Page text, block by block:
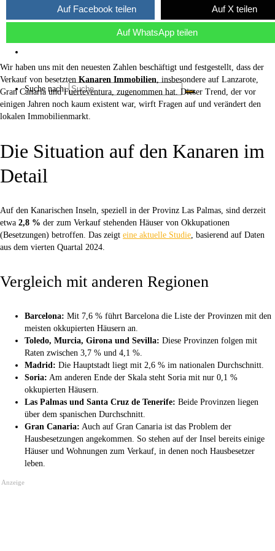
Über uns
Suche nach:
Auf Facebook teilen Auf X teilen
Auf WhatsApp teilen
Wir haben uns mit den neuesten Zahlen beschäftigt und festgestellt, dass der
Verkauf von besetzten Kanaren Immobilien , insbesondere auf Lanzarote,
Gran Canaria und Fuerteventura, zugenommen hat. Dieser Trend, der vor
einigen Jahren noch kaum existent war, wirft Fragen auf und verändert den
lokalen Immobilienmarkt.
Die Situation auf den Kanaren im
Detail
Auf den Kanarischen Inseln, speziell in der Provinz Las Palmas, sind derzeit
etwa 2,8 % der zum Verkauf stehenden Häuser von Okkupationen
(Besetzungen) betroffen. Das zeigt eine aktuelle Studie, basierend auf Daten
aus dem vierten Quartal 2024.
Vergleich mit anderen Regionen
Barcelona: Mit 7,6 % führt Barcelona die Liste der Provinzen mit den
meisten okkupierten Häusern an.
Toledo, Murcia, Girona und Sevilla: Diese Provinzen folgen mit
Raten zwischen 3,7 % und 4,1 %.
Madrid: Die Hauptstadt liegt mit 2,6 % im nationalen Durchschnitt.
Soria: Am anderen Ende der Skala steht Soria mit nur 0,1 %
okkupierten Häusern.
Las Palmas und Santa Cruz de Tenerife: Beide Provinzen liegen
über dem spanischen Durchschnitt.
Gran Canaria: Auch auf Gran Canaria ist das Problem der
Hausbesetzungen angekommen. So stehen auf der Insel bereits einige
Häuser und Wohnungen zum Verkauf, in denen noch Hausbesetzer
leben.
Anzeige